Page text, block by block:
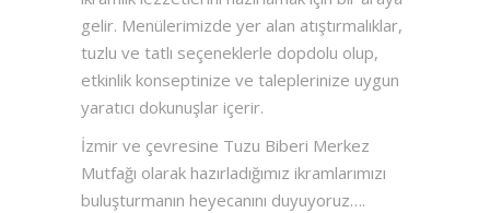
gelir. Menülerimizde yer alan atıştırmalıklar,
tuzlu ve tatlı seçeneklerle dopdolu olup,
etkinlik konseptinize ve taleplerinize uygun
yaratıcı dokunuşlar içerir.
İzmir ve çevresine Tuzu Biberi Merkez
Mutfağı olarak hazırladığımız ikramlarımızı
buluşturmanın heyecanını duyuyoruz….